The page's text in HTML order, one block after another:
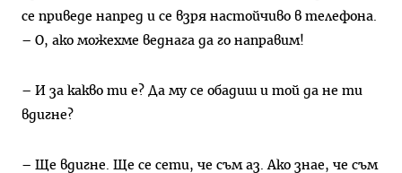
се приведе напред и се взря настойчиво в телефона.
– О, ако можехме веднага да го направим!
– И за какво ти е? Да му се обадиш и той да не ти
вдигне?
– Ще вдигне. Ще се сети, че съм аз. Ако знае, че съм